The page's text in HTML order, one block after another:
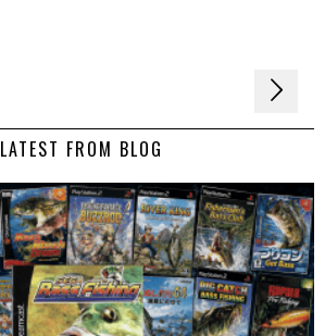
LATEST FROM BLOG